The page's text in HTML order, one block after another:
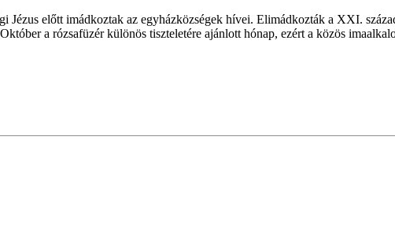
Jézus előtt imádkoztak az egyházközségek hívei. Elimádkozták a XXI.
a rózsafüzér különös tiszteletére ajánlott hónap, ezért a közös